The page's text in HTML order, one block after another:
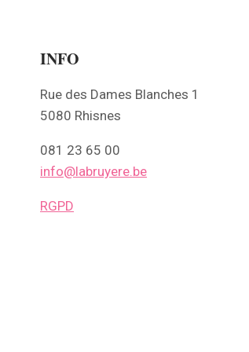
INFO
Rue des Dames Blanches 1
5080 Rhisnes
081 23 65 00
info@labruyere.be
RGPD